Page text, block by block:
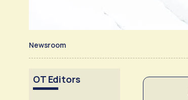
Newsroom
OT Editors